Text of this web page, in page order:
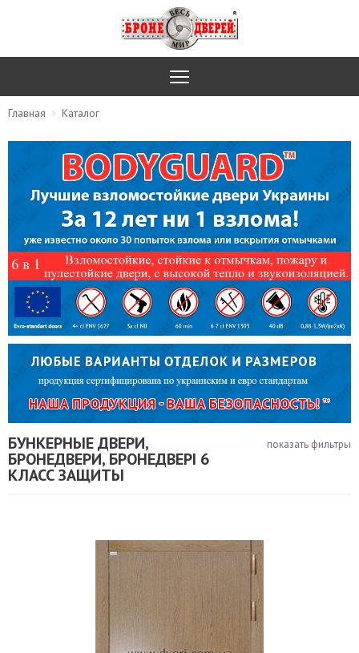
Главная Каталог
БУНКЕРНЫЕ ДВЕРИ,
БРОНЕДВЕРИ, БРОНЕДВЕРІ 6
КЛАСС ЗАЩИТЫ
показать фильтры